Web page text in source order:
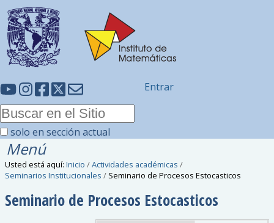
solo en sección actual
Entrar
Menú
Usted está aquí: Inicio /Actividades académicas /
Seminarios Institucionales / Seminario de Procesos Estocasticos
Seminario de Procesos Estocasticos